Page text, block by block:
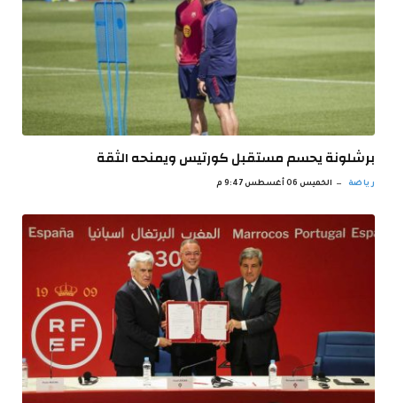
برشلونة يحسم مستقبل كورتيس ويمنحه الثقة
رياضة الخميس 06 أغسطس 9:47 م